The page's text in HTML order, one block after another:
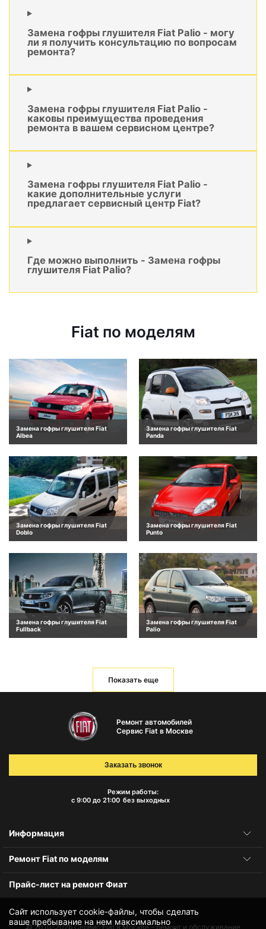
Замена гофры глушителя Fiat Palio - могу
ли я получить консультацию по вопросам
ремонта?
Замена гофры глушителя Fiat Palio -
каковы преимущества проведения
ремонта в вашем сервисном центре?
Замена гофры глушителя Fiat Palio -
какие дополнительные услуги
предлагает сервисный центр Fiat?
Где можно выполнить - Замена гофры
глушителя Fiat Palio?
Fiat по моделям
Замена гофры глушителя Fiat
Albea
Замена гофры глушителя Fiat
Panda
Замена гофры глушителя Fiat
Doblo
Замена гофры глушителя Fiat
Punto
Замена гофры глушителя Fiat
Fullback
Замена гофры глушителя Fiat
Palio
Показать еще
Сайт использует cookie-файлы, чтобы сделать
ваше пребывание на нем максимально
Ремонт автомобилей
Сервис Fiat в Москве
Режим работы:
с 9:00 до 21:00 без выходных
Заказать звонок
Информация
Ремонт Fiat по моделям
Прайс-лист на ремонт Фиат
© 2010-2026Сервис Fiat в Москве – ремонт и обслуживание